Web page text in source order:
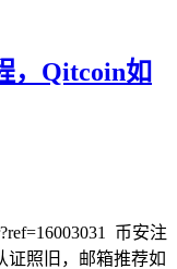
，Qitcoin如
币安注
证照旧，邮箱推荐如